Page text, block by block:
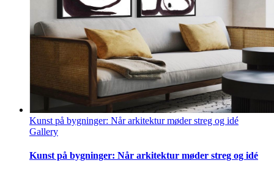
Kunst på bygninger: Når arkitektur møder streg og idé
Gallery
Kunst på bygninger: Når arkitektur møder streg og idé